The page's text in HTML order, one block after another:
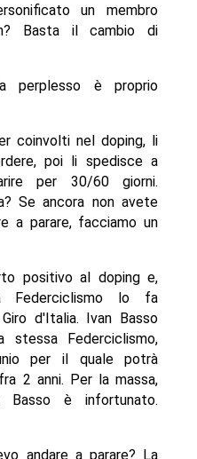
un membro
Basta il cambio di
perplesso è proprio
coinvolti nel doping, li
poi li spedisce a
per 30/60 giorni.
Se ancora non avete
a parare, facciamo un
positivo al doping e,
lo fa
d'Italia. Ivan Basso
Federciclismo,
per il quale potrà
2 anni. Per la massa,
Basso è infortunato.
andare a parare? La